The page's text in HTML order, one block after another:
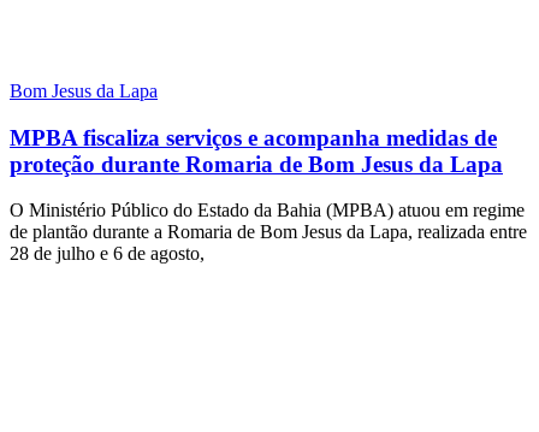
Bom Jesus da Lapa
MPBA fiscaliza serviços e acompanha medidas de
proteção durante Romaria de Bom Jesus da Lapa
O Ministério Público do Estado da Bahia (MPBA) atuou em regime
de plantão durante a Romaria de Bom Jesus da Lapa, realizada entre
28 de julho e 6 de agosto,